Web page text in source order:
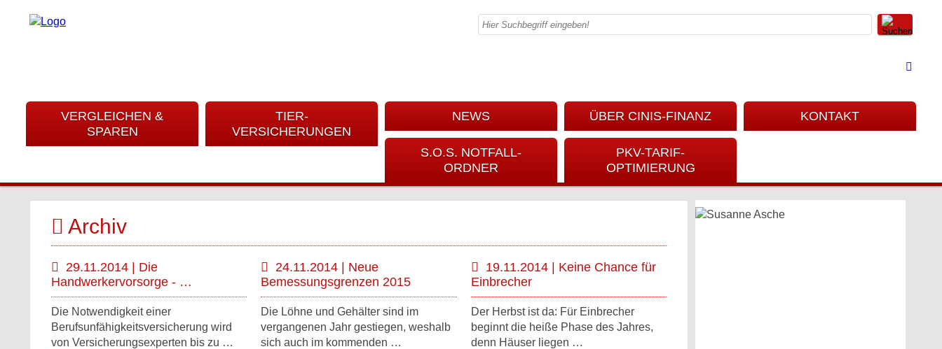
VERGLEICHEN &
SPAREN
TIER-
VERSICHERUNGEN
NEWS ÜBER CINIS-FINANZ KONTAKT
S.O.S. NOTFALL-
ORDNER
PKV-TARIF-
OPTIMIERUNG
Archiv
29.11.2014 | Die
Handwerkervorsorge - …
Die Notwendigkeit einer
Berufsunfähigkeitsversicherung wird
von Versicherungsexperten bis zu …
24.11.2014 | Neue
Bemessungsgrenzen 2015
Die Löhne und Gehälter sind im
vergangenen Jahr gestiegen, weshalb
sich auch im kommenden …
19.11.2014 | Keine Chance für
Einbrecher
Der Herbst ist da: Für Einbrecher
beginnt die heiße Phase des Jahres,
denn Häuser liegen …